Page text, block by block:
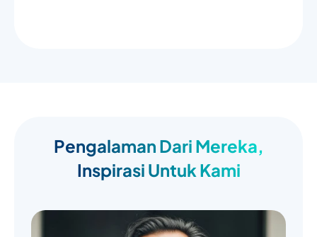
Pengalaman Dari Mereka,
Inspirasi Untuk Kami